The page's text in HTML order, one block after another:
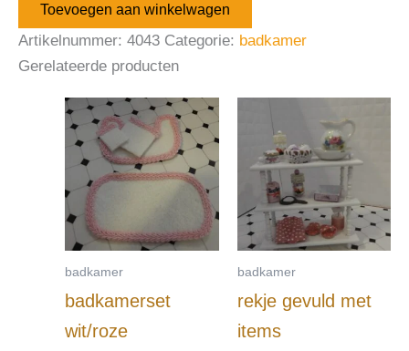
Toevoegen aan winkelwagen
Artikelnummer: 4043 Categorie: badkamer
Gerelateerde producten
badkamer
badkamerset
wit/roze
badkamer
rekje gevuld met
items